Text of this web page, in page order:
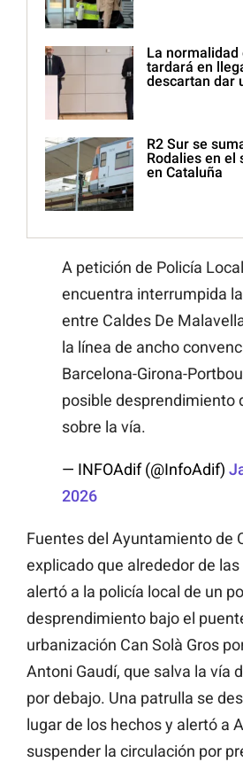
La normalidad
tardará en
descartan dar
R2 Sur se
Rodalies en el
en Cataluña
A petición de Policía
encuentra interrumpida
entre Caldes De
la línea de ancho
Barcelona-Girona-
posible desprendimiento
sobre la vía.
— INFOAdif (@InfoAdif)
2026
Fuentes del Ayuntamiento de
explicado que alrededor de
alertó a la policía local de un
desprendimiento bajo el
urbanización Can Solà Gros
Antoni Gaudí, que salva la vía
por debajo. Una patrulla se
lugar de los hechos y alertó a
suspender la circulación por